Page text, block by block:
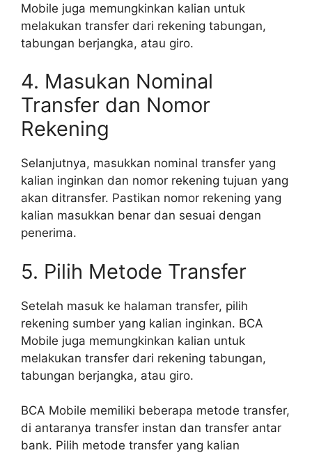
Mobile juga memungkinkan kalian untuk
melakukan transfer dari rekening tabungan,
tabungan berjangka, atau giro.
4. Masukan Nominal
Transfer dan Nomor
Rekening
Selanjutnya, masukkan nominal transfer yang
kalian inginkan dan nomor rekening tujuan yang
akan ditransfer. Pastikan nomor rekening yang
kalian masukkan benar dan sesuai dengan
penerima.
5. Pilih Metode Transfer
Setelah masuk ke halaman transfer, pilih
rekening sumber yang kalian inginkan. BCA
Mobile juga memungkinkan kalian untuk
melakukan transfer dari rekening tabungan,
tabungan berjangka, atau giro.
BCA Mobile memiliki beberapa metode transfer,
di antaranya transfer instan dan transfer antar
bank. Pilih metode transfer yang kalian